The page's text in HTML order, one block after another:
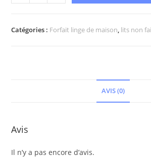
Catégories : Forfait linge de maison, lits non
AVIS (0)
Avis
Il n’y a pas encore d’avis.